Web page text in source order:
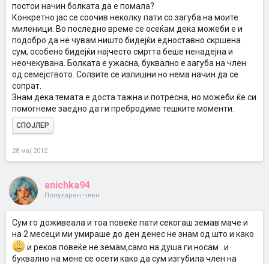
постои начин болката да е помала?
Конкретно јас се соочив неколку пати со загуба на моите
миленици. Во последно време се осеќам дека можеби е и
подобро да не чувам ништо бидејќи едноставно скршена
сум, особено бидејќи најчесто смртта беше ненадејна и
неочекувана. Болката е ужасна, буквално е загуба на член
од семејството. Солзите се излишни но нема начин да се
сопрат.
Знам дека темата е доста тажна и потресна, но можеби ќе си
помогнеме заедно да ги пребродиме тешките моменти.
СПОЈЛЕР
28 мај 2012
anichka94
Популарен член
Сум го доживеала и тоа повеќе пати секогаш земав маче и
на 2 месеци ми умираше до ден денес не знам од што и како
и реков повеќе не земам,само на душа ги носам ..и
буквално на мене се осети како да сум изгубила член на